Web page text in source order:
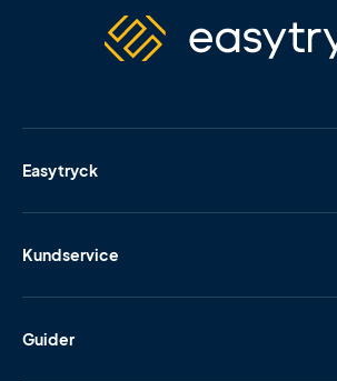
Easytryck
Kundservice
Guider